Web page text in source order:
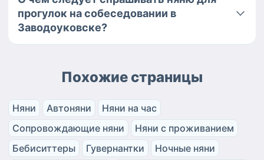
прогулок на собеседовании в
Заводоуковске?
Похожие страницы
Няни Автоняни
Няни на час
Сопровождающие няни
Няни с проживанием
Бебиситтеры
Гувернантки
Ночные няни